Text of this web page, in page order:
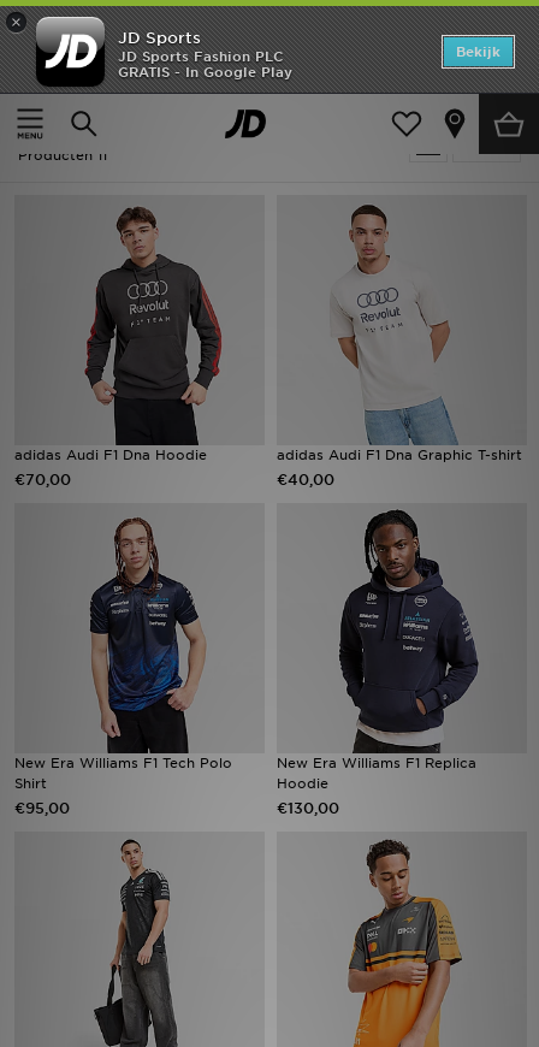
×
JD Sports
JD Sports Fashion PLC
GRATIS - In Google Play
Bekijk
Thuis
Motorsport
Motorsport
Producten 11
adidas Audi F1 Dna Hoodie
€70,00
adidas Audi F1 Dna Graphic T-shirt
€40,00
New Era Williams F1 Tech Polo
Shirt
€95,00
New Era Williams F1 Replica
Hoodie
€130,00
Home
Offers
New In
Collecties
Sports
Vind een winkel
Bestelling traceren
Klantenservice
Download de app